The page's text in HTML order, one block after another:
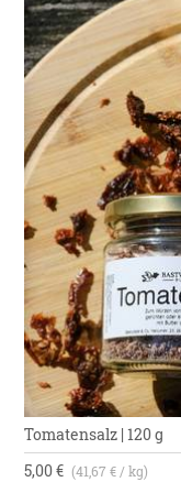
Tomatensalz | 120 g
5,00 € (41,67 € / kg)